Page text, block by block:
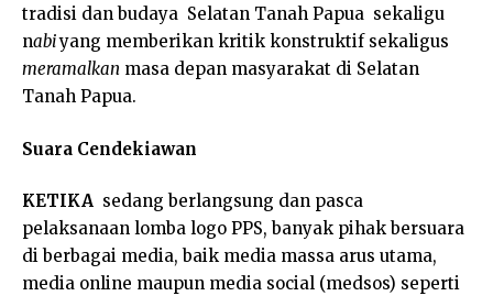
tradisi dan budaya Selatan Tanah Papua sekaligu
nabiyang memberikan kritik konstruktif sekaligus
meramalkan masa depan masyarakat di Selatan
Tanah Papua.
Suara Cendekiawan
KETIKA sedang berlangsung dan pasca
pelaksanaan lomba logo PPS, banyak pihak bersuara
di berbagai media, baik media massa arus utama,
media online maupun media social (medsos) seperti